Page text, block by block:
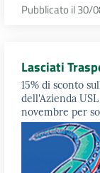
Pubblicato il 30/
Lasciati
15% di sconto
dell'Azienda
novembre per